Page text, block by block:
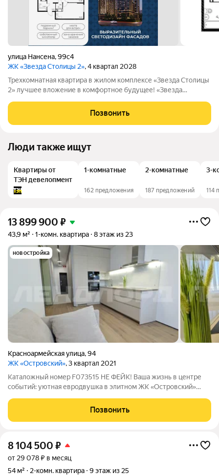
улица Нансена,99с4
ЖК «Звезда Столицы 2», 4 квартал 2028
Трехкомнатная квартира в жилом комплексе «Звезда Столицы
2» лучшее вложение в комфортное будущее! «Звезда
на-Дону. Звёздная локация от надежного застройщика
Позвонить
Люди также ищут
Квартиры от
ТЭН девелопмент
1-комнатные
162 предложения
2-комнатные
187 предложений
3-
114
13 899 900 ₽
43,9 м² 1-комн. квартира 8 этаж из 23
новостройка
Красноармейская улица,94
ЖК «Островский», 3 квартал 2021
Каталожный номер F073515 НЕ ФЕЙК! Ваша жизнь в центре
событий: уютная евродвушка в элитном ЖК «Островский»
сердце Ростова-на-Дону
Позвонить
8 104 500 ₽
от 29 078 ₽ в месяц
54 м²
2-комн. квартира 9 этаж из 25